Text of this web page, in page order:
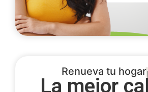
Renueva tu
La mejor